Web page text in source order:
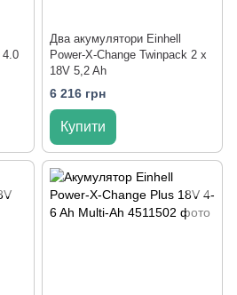
4.0
Два акумулятори Einhell
Power-X-Change Twinpack 2 x
18V 5,2 Ah
6 216 грн
Купити